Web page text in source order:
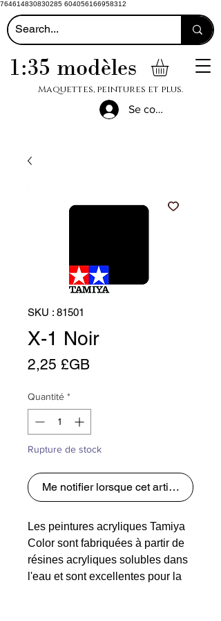
764614830830285 604056166958312
1:35 modèles
Maquettes, peintures et plus.
Se connecter
SKU : 81501
X-1 Noir
2,25 £GBPrix
Quantité *
Rupture de stock
Me notifier lorsque cet article est
Les peintures acryliques Tamiya
Color sont fabriquées à partir de
résines acryliques solubles dans
l'eau et sont excellentes pour la